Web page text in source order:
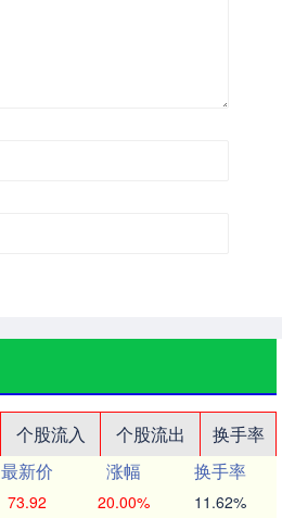
个股流入 个股流出
换手率
最新价 涨幅
换手率
73.92 20.00% 11.62%